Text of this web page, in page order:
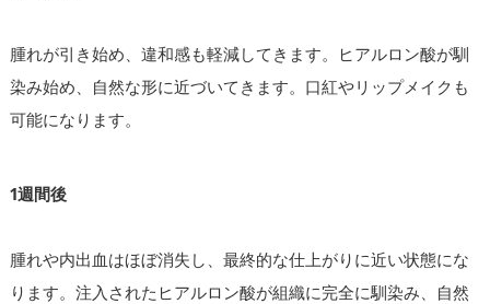
腫れが引き始め、違和感も軽減してきます。ヒアルロン酸が馴
染み始め、自然な形に近づいてきます。口紅やリップメイクも
可能になります。
1週間後
腫れや内出血はほぼ消失し、最終的な仕上がりに近い状態にな
ります。注入されたヒアルロン酸が組織に完全に馴染み、自然